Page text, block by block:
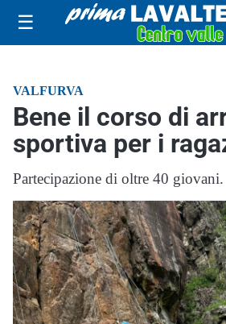
☰
VALFURVA
Bene il corso di
sportiva per i
Partecipazione di oltre 40 giovani.